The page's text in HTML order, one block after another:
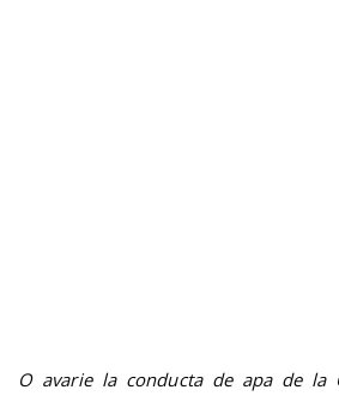
O avarie la conducta de apa de la